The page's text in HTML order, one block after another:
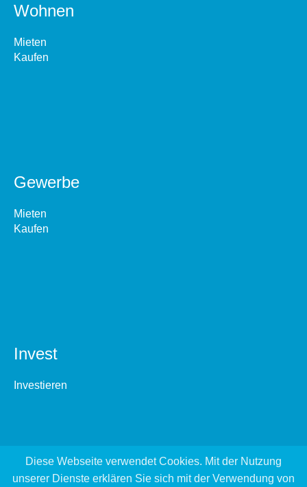
Wohnen
Mieten
Kaufen
Gewerbe
Mieten
Kaufen
Invest
Investieren
Diese Webseite verwendet Cookies. Mit der Nutzung
unserer Dienste erklären Sie sich mit der Verwendung von